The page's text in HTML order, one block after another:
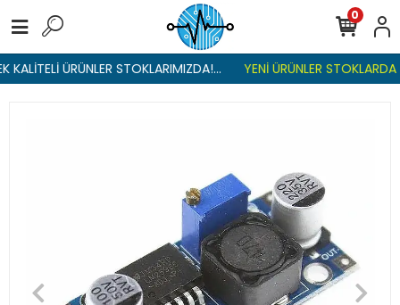
ÜRÜNLER STOKLARIMIZDA!... YENİ ÜRÜNLER STOKLARDA
0